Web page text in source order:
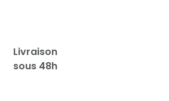
Livraison
sous 48h